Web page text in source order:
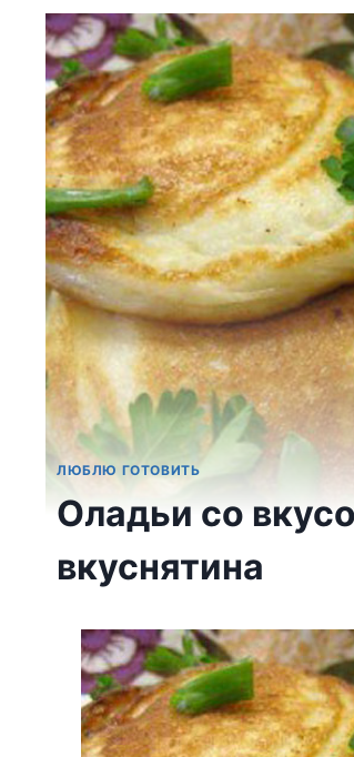
ЛЮБЛЮ ГОТОВИТЬ
Оладьи со
вкуснятина